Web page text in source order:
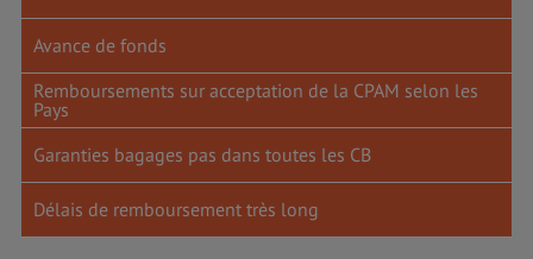
Avance de fonds
Remboursements sur acceptation de la CPAM selon les
Pays
Garanties bagages pas dans toutes les CB
Délais de remboursement très long